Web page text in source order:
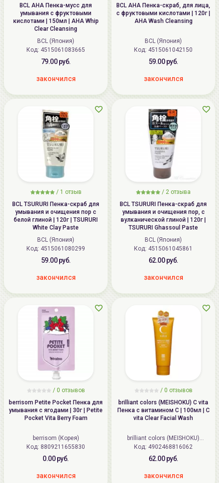
BCL AHA Пенка-мусс для
умывания с фруктовыми
кислотами | 150мл | AHA Whip
Clear Cleansing
BCL (Япония)
Код: 4515061083665
79.00 руб.
закончился
BCL AHA Пенка-скраб, для лица,
с фруктовыми кислотами | 120г |
AHA Wash Cleansing
BCL (Япония)
Код: 4515061042150
59.00 руб.
закончился
/ 1 отзыв
BCL TSURURI Пенка-скраб для
умывания и очищения пор с
белой глиной | 120г | TSURURI
White Clay Paste
BCL (Япония)
Код: 4515061080299
59.00 руб.
закончился
/ 2 отзыва
BCL TSURURI Пенка-скраб для
умывания и очищения пор, с
вулканической глиной | 120г |
TSURURI Ghassoul Paste
BCL (Япония)
Код: 4515061045861
62.00 руб.
закончился
/ 0 отзывов
berrisom Petite Pocket Пенка для
умывания с ягодами | 30г | Petite
Pocket Vita Berry Foam
berrisom (Корея)
Код: 8809211655830
0.00 руб.
закончился
/ 0 отзывов
brilliant colors (MEISHOKU) C vita
Пенка с витамином С | 100мл | C
vita Clear Facial Wash
brilliant colors (MEISHOKU)
(Япония)
Код: 4902468816062
62.00 руб.
закончился